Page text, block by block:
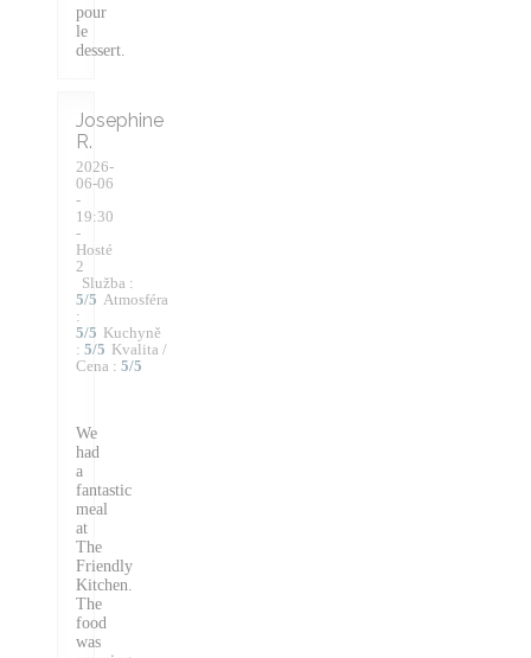
pour
le
dessert.
Josephine
R
2026-
06-06
-
19:30
-
Hosté
2
Služba :
5/5 Atmosféra
:
5/5 Kuchyně
: 5/5 Kvalita /
Cena : 5/5
We
had
a
fantastic
meal
at
The
Friendly
Kitchen.
The
food
was